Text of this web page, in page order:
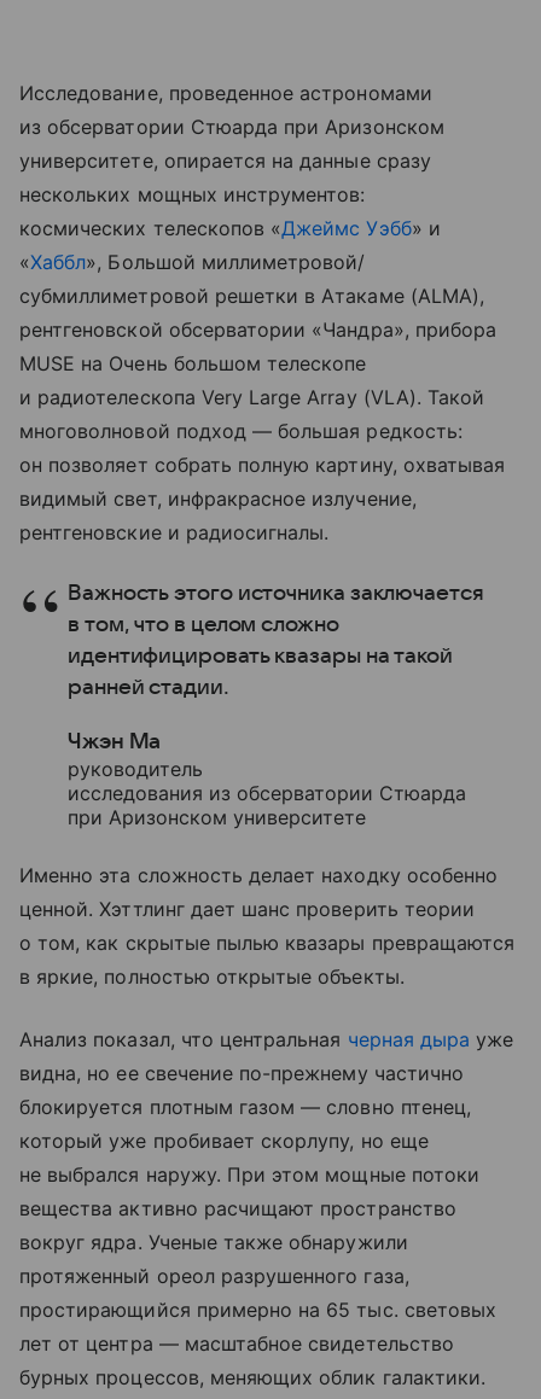
Исследование, проведенное астрономами
из обсерватории Стюарда при Аризонском
университете, опирается на данные сразу
нескольких мощных инструментов:
космических телескопов «Джеймс Уэбб» и
«Хаббл», Большой миллиметровой/
субмиллиметровой решетки в Атакаме (ALMA),
рентгеновской обсерватории «Чандра», прибора
MUSE на Очень большом телескопе
и радиотелескопа Very Large Array (VLA). Такой
многоволновой подход — большая редкость:
он позволяет собрать полную картину, охватывая
видимый свет, инфракрасное излучение,
рентгеновские и радиосигналы.
Важность этого источника заключается
в том, что в целом сложно
идентифицировать квазары на такой
ранней стадии.
Чжэн Ма
руководитель
исследования из обсерватории Стюарда
при Аризонском университете
Именно эта сложность делает находку особенно
ценной. Хэттлинг дает шанс проверить теории
о том, как скрытые пылью квазары превращаются
в яркие, полностью открытые объекты.
Анализ показал, что центральная черная дыра уже
видна, но ее свечение по-прежнему частично
блокируется плотным газом — словно птенец,
который уже пробивает скорлупу, но еще
не выбрался наружу. При этом мощные потоки
вещества активно расчищают пространство
вокруг ядра. Ученые также обнаружили
протяженный ореол разрушенного газа,
простирающийся примерно на 65 тыс. световых
лет от центра — масштабное свидетельство
бурных процессов, меняющих облик галактики.